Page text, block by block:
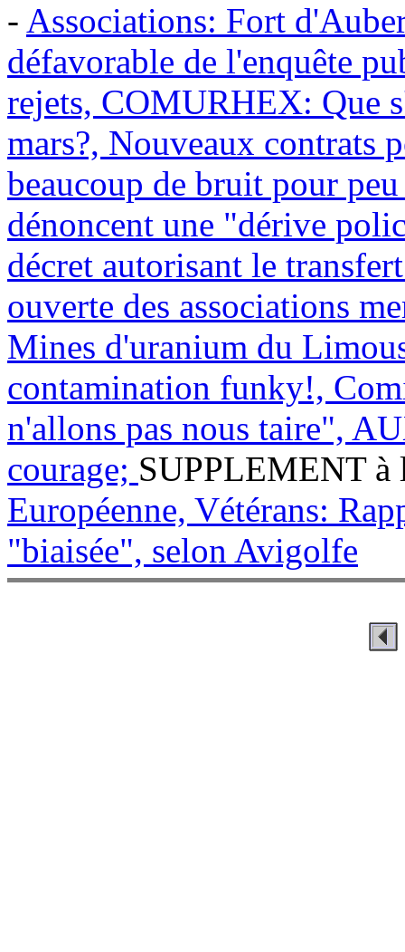
- Associations: Fort
défavorable de l'enquête
rejets, COMURHEX: Que
mars?, Nouveaux contrats
beaucoup de bruit pour
dénoncent une "dérive
décret autorisant le
ouverte des associations
Mines d'uranium du
contamination funky!,
n'allons pas nous taire",
courage; SUPPLEMENT
Européenne, Vétérans:
"biaisée", selon Avigolfe